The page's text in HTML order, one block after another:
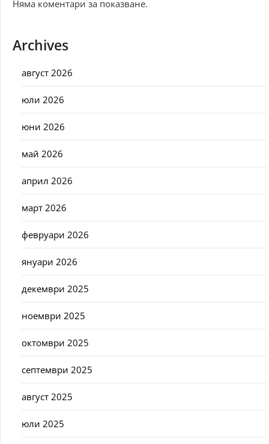
Няма коментари за показване.
Archives
август 2026
юли 2026
юни 2026
май 2026
април 2026
март 2026
февруари 2026
януари 2026
декември 2025
ноември 2025
октомври 2025
септември 2025
август 2025
юли 2025